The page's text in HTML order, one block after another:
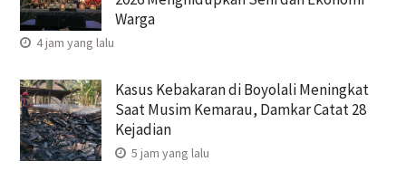
Warga
4 jam yang lalu
Kasus Kebakaran di Boyolali Meningkat
Saat Musim Kemarau, Damkar Catat 28
Kejadian
5 jam yang lalu